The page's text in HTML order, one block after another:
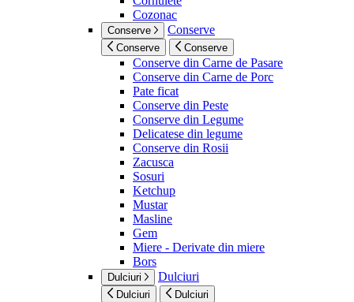
Cozonac
Conserve Conserve
Conserve Conserve
Conserve din Carne de Pasare
Conserve din Carne de Porc
Pate ficat
Conserve din Peste
Conserve din Legume
Delicatese din legume
Conserve din Rosii
Zacusca
Sosuri
Ketchup
Mustar
Masline
Gem
Miere - Derivate din miere
Bors
Dulciuri Dulciuri
Dulciuri Dulciuri